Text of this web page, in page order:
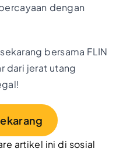
dengan
bersama FLIN
dari jerat utang
artikel ini di sosial